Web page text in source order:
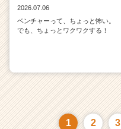
2026.07.06
ベンチャーって、ちょっと怖い。
でも、ちょっとワクワクする！
1 2 3